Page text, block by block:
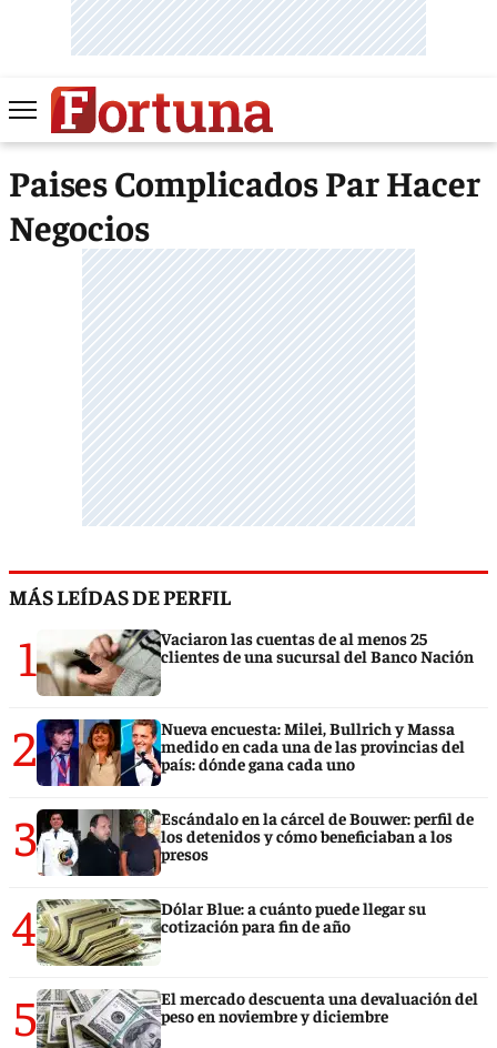
Paises Complicados Par Hacer
Negocios
MÁS LEÍDAS DE PERFIL
1
Vaciaron las cuentas de al menos 25
clientes de una sucursal del Banco Nación
2
Nueva encuesta: Milei, Bullrich y Massa
medido en cada una de las provincias del
país: dónde gana cada uno
3
Escándalo en la cárcel de Bouwer: perfil de
los detenidos y cómo beneficiaban a los
presos
4
Dólar Blue: a cuánto puede llegar su
cotización para fin de año
5
El mercado descuenta una devaluación del
peso en noviembre y diciembre